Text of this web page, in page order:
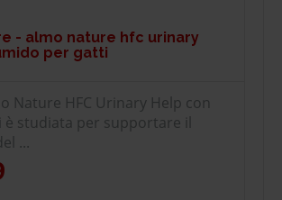
- almo nature hfc urinary
per gatti
Nature HFC Urinary Help con
è studiata per supportare il
...